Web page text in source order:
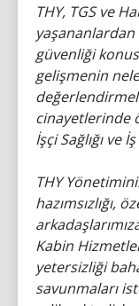
THY, TGS ve
yaşananlardan
güvenliği
gelişmenin
cinayetlerinde
İşçi Sağlığı ve
THY
hazımsızlığı,
Kabin
yetersizliği
savunmaları